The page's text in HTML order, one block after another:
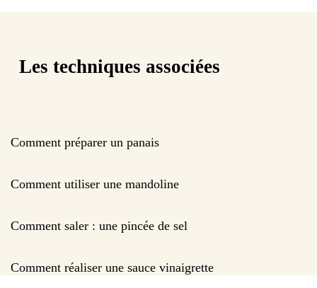
Les techniques associées
Comment préparer un panais
Comment utiliser une mandoline
Comment saler : une pincée de sel
Comment réaliser une sauce vinaigrette